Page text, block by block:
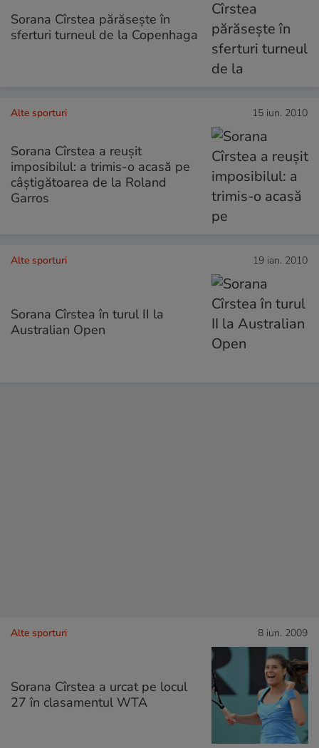
Sorana Cîrstea părăseşte în
sferturi turneul de la Copenhaga
Alte sporturi 15 iun. 2010
Sorana Cîrstea a reuşit
imposibilul: a trimis-o acasă pe
câştigătoarea de la Roland
Garros
Alte sporturi 19 ian. 2010
Sorana Cîrstea în turul II la
Australian Open
Alte sporturi 8 iun. 2009
Sorana Cîrstea a urcat pe locul
27 în clasamentul WTA